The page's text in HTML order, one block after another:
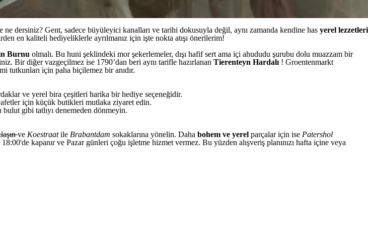
ne dersiniz? Gent, sadece büyüleyici kanalları ve tarihi dokusuyla değil, aynı zamanda kendine has yerel lezzetleri
en kaliteli hediyeliklerle ayrılmanız için işte nokta atışı önerilerim!
Burnu olmalı. Bu huni şeklindeki mor şekerlemeler, dışı hafif sert ama içi ahududu şurubu dolu muazzam bir
Bir diğer vazgeçilmez ise 1790’dan beri aynı tarifle hazırlanan Tierenteyn Hardalı ! Groentenmarkt
tutkunları için paha biçilemez bir anıdır.
ve yerel bira çeşitleri harika bir hediye seçeneğidir.
için küçük butikleri mutlaka ziyaret edin.
gibi tatlıyı denemeden dönmeyin.
ve Koestraatile Brabantdam sokaklarına yönelin. Daha bohem ve yerel parçalar için ise Patershol
kapanır ve Pazar günleri çoğu işletme hizmet vermez. Bu yüzden alışveriş planınızı hafta içine veya